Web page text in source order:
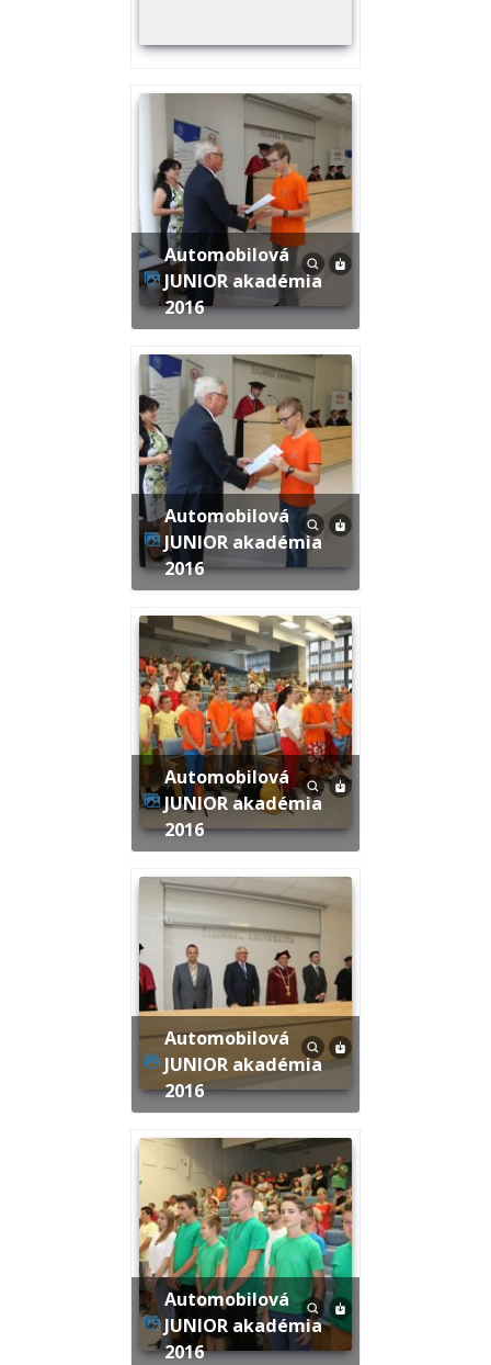
Automobilová
JUNIOR akadémia
2016
Automobilová
JUNIOR akadémia
2016
Automobilová
JUNIOR akadémia
2016
Automobilová
JUNIOR akadémia
2016
Automobilová
JUNIOR akadémia
2016